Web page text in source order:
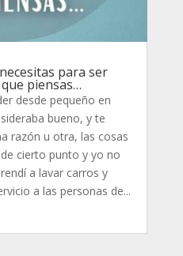
para ser
piensas…
desde pequeño en
bueno, y te
razón u otra, las cosas
cierto punto y yo no
a lavar carros y
a las personas de...